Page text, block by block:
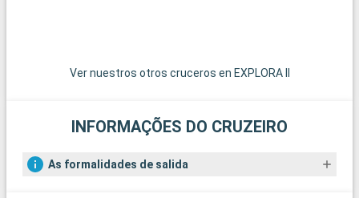
Ver nuestros otros cruceros en EXPLORA II
INFORMAÇÕES DO CRUZEIRO
As formalidades de salida